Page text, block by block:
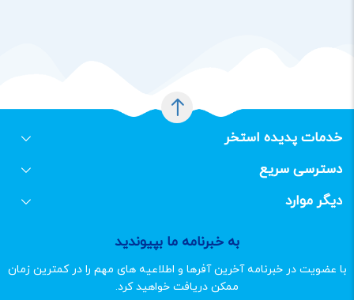
خدمات پدیده استخر
طراحی ساخت و اجرا استخر
طراحی ساخت اجرا سونا
طراحی ساخت اجرا جکوزی
طراحی ساخت اجرا پارک آبی
دسترسی سریع
درباره پدیده استخر
تماس با پدیده استخر
فروشگاه پدیده استخر
نرم افزار محاسبات استخر و اسپا
فرم مشاوره
فرم استخدام
دیگر موارد
به خبرنامه ما بپیوندید
با عضویت در خبرنامه آخرین آفرها و اطلاعیه های مهم را در کمترین زمان
ممکن دریافت خواهید کرد.